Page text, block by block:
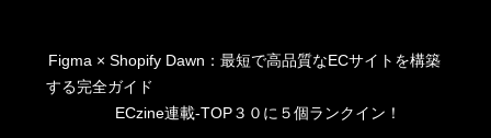
Figma × Shopify Dawn：最短で高品質なECサイトを構築
する完全ガイド
ECzine連載-TOP３０に５個ランクイン！